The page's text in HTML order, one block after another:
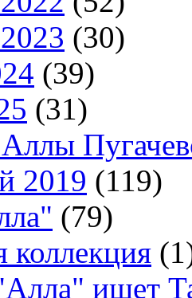
(30)
(39)
(31)
2019 (119)
(79)
коллекция
ищет